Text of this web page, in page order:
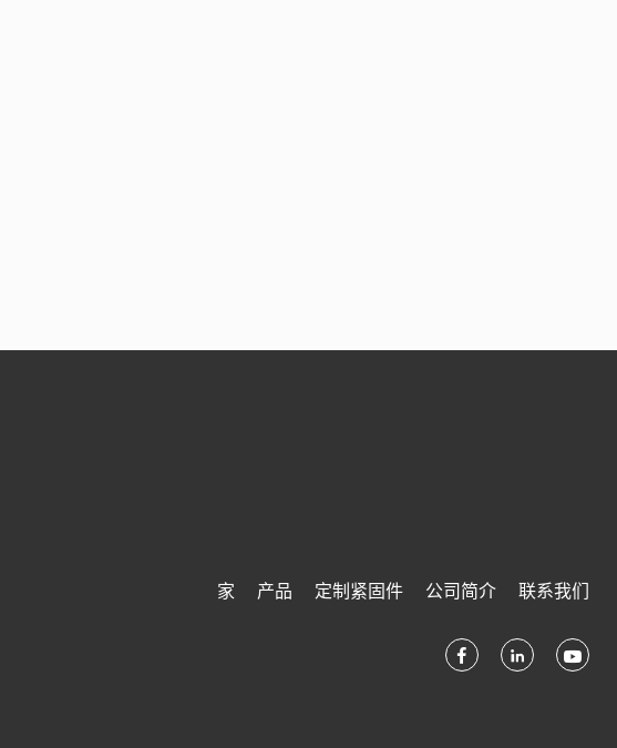
家 产品 定制紧固件 公司简介 联系我们